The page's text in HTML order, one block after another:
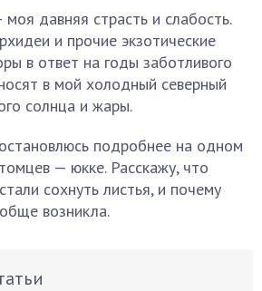
давняя страсть и слабость.
и прочие экзотические
в ответ на годы заботливого
в мой холодный северный
солнца и жары.
подробнее на одном
— юкке. Расскажу, что
сохнуть листья, и почему
возникла.